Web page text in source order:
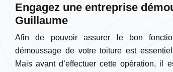
Engagez une entreprise
Guillaume
Afin de pouvoir assurer le bon
démoussage de votre toiture est
Mais avant d’effectuer cette opération, il